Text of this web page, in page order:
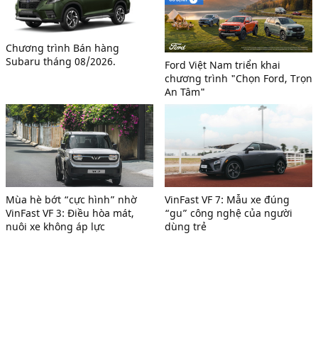
Chương trình Bán hàng
Subaru tháng 08/2026.
Ford Việt Nam triển khai
chương trình "Chọn Ford, Trọn
An Tâm"
Mùa hè bớt “cực hình” nhờ
VinFast VF 3: Điều hòa mát,
nuôi xe không áp lực
VinFast VF 7: Mẫu xe đúng
“gu” công nghệ của người
dùng trẻ